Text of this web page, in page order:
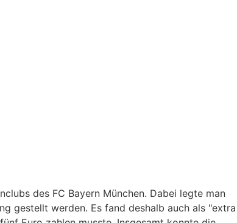
des FC Bayern München. Dabei legte man
gestellt werden. Es fand deshalb auch als "extra